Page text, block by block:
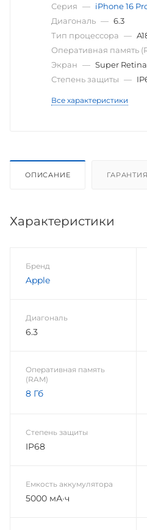
Серия — iPhone 16
Диагональ — 6.3
Тип процессора —
Оперативная память
Экран — Super
Степень защиты —
Все характеристики
ОПИСАНИЕ ГАРАНТИЯ
Характеристики
Бренд
Apple
Диагональ
6.3
Оперативная память
(RAM)
8 Гб
Степень защиты
IP68
Емкость аккумулятора
5000 мА·ч